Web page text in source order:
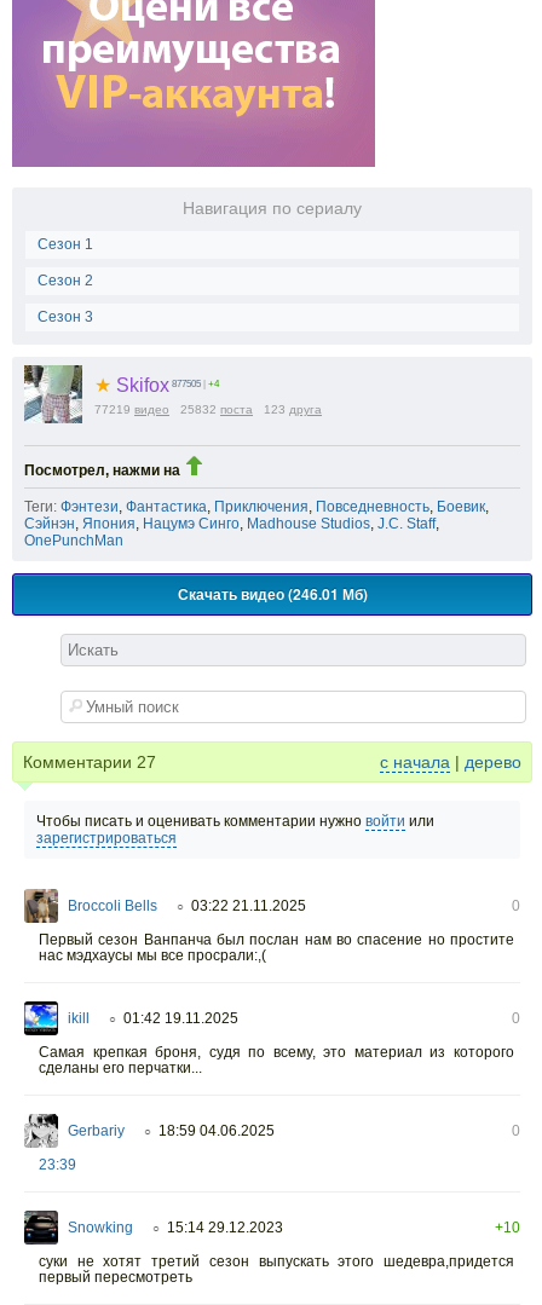
Навигация по сериалу
Сезон 1
Сезон 2
Сезон 3
★ Skifox 877505 +4
77219 видео 25832 поста 123 друга
Посмотрел, нажми на
Теги: Фэнтези, Фантастика, Приключения, Повседневность, Боевик,
Сэйнэн, Япония, Нацумэ Синго, Madhouse Studios, J.C. Staff,
OnePunchMan
Скачать видео (246.01 Мб)
Комментарии 27 с начала | дерево
Чтобы писать и оценивать комментарии нужно войти или
зарегистрироваться
Broccoli Bells ○ 03:22 21.11.2025
0
Первый сезон Ванпанча был послан нам во спасение но простите
нас мэдхаусы мы все просрали:,(
ikill ○ 01:42 19.11.2025
0
Самая крепкая броня, судя по всему, это материал из которого
сделаны его перчатки...
Gerbariy ○ 18:59 04.06.2025
0
23:39
Snowking ○ 15:14 29.12.2023
+10
суки не хотят третий сезон выпускать этого шедевра,придется
первый пересмотреть